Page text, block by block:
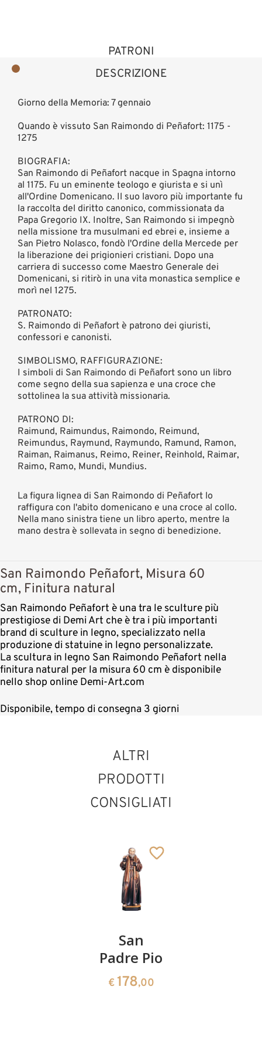
DESCRIZIONE
PATRONI
Giorno della Memoria: 7 gennaio
Quando è vissuto San Raimondo di Peñafort: 1175 -
1275
BIOGRAFIA:
San Raimondo di Peñafort nacque in Spagna intorno
al 1175. Fu un eminente teologo e giurista e si unì
all'Ordine Domenicano. Il suo lavoro più importante fu
la raccolta del diritto canonico, commissionata da
Papa Gregorio IX. Inoltre, San Raimondo si impegnò
nella missione tra musulmani ed ebrei e, insieme a
San Pietro Nolasco, fondò l'Ordine della Mercede per
la liberazione dei prigionieri cristiani. Dopo una
carriera di successo come Maestro Generale dei
Domenicani, si ritirò in una vita monastica semplice e
morì nel 1275.
PATRONATO:
S. Raimondo di Peñafort è patrono dei giuristi,
confessori e canonisti.
SIMBOLISMO, RAFFIGURAZIONE:
I simboli di San Raimondo di Peñafort sono un libro
come segno della sua sapienza e una croce che
sottolinea la sua attività missionaria.
PATRONO DI:
Raimund, Raimundus, Raimondo, Reimund,
Reimundus, Raymund, Raymundo, Ramund, Ramon,
Raiman, Raimanus, Reimo, Reiner, Reinhold, Raimar,
Raimo, Ramo, Mundi, Mundius.
La figura lignea di San Raimondo di Peñafort lo
raffigura con l'abito domenicano e una croce al collo.
Nella mano sinistra tiene un libro aperto, mentre la
mano destra è sollevata in segno di benedizione.
San Raimondo Peñafort, Misura 60
cm, Finitura natural
San Raimondo Peñafort è una tra le sculture più
prestigiose di Demi Art che è tra i più importanti
brand di sculture in legno, specializzato nella
produzione di statuine in legno personalizzate.
La scultura in legno San Raimondo Peñafort nella
finitura natural per la misura 60 cm è disponibile
nello shop online Demi-Art.com
Disponibile, tempo di consegna 3 giorni
ALTRI
PRODOTTI
CONSIGLIATI
San
Padre Pio
€ 178,00